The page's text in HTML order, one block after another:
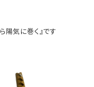
陽気に巻く』です